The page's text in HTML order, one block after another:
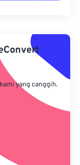
yang canggih.